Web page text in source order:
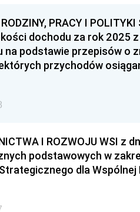
PRACY I
dochodu za rok 2025
na podstawie przepisów o
przychodów
I ROZWOJU WSI z
podstawowych w
dla Wspólnej